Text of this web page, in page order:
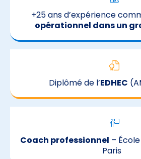
+25 ans d’expérience
opérationnel dans un
Diplômé de l’EDHEC
Coach professionnel –
Paris